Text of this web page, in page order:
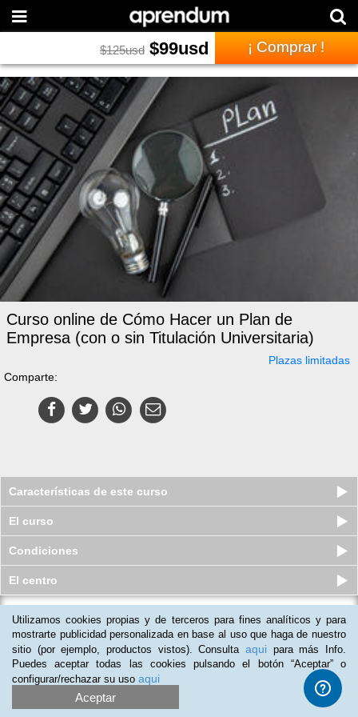
$125usd $99usd ¡ Comprar !
Curso online de Cómo Hacer un Plan de
Empresa (con o sin Titulación Universitaria)
Plazas limitadas
Comparte:
Características de este curso
El curso
Condiciones
El centro
Curso online de Gestiona con Éxito
tu Dinero
Plazas agotadas
$49usd $19usd
Utilizamos cookies propias y de terceros para fines analíticos y para
mostrarte publicidad personalizada en base al uso que haga de nuestro
sitio (por ejemplo, productos vistos). Consulta aqui para más Info.
Puedes aceptar todas las cookies pulsando el botón “Aceptar” o
configurar/rechazar su uso aqui
Aceptar